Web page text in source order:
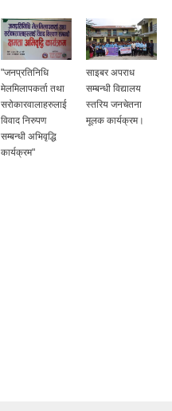
"जनप्रतिनिधि
मेलमिलापकर्ता तथा
सरोकारवालाहरुलाई
विवाद निरुपण
सम्बन्धी अभिवृद्धि
कार्यक्रम"
साइबर अपराध
सम्बन्धी विद्यालय
स्तरिय जनचेतना
मूलक कार्यक्रम।